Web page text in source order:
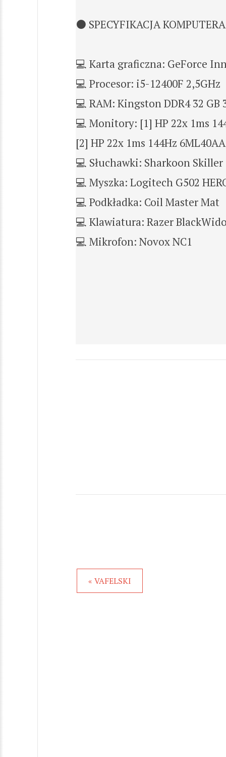
⚫ SPECYFIKACJA
💻 Karta graficzna: GeForce
💻 Procesor: i5-12400F 2,5GHz
💻 RAM: Kingston DDR4 32 GB
💻 Monitory: [1] HP 22x 1ms
[2] HP 22x 1ms 144Hz
💻 Słuchawki: Sharkoon Skiller
💻 Myszka: Logitech G502
💻 Podkładka: Coil Master Mat
💻 Klawiatura: Razer
💻 Mikrofon: Novox NC1
« VAFELSKI